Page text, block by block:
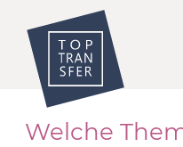
Welche